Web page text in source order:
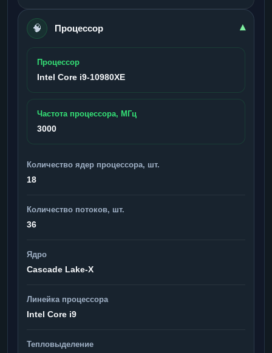
🧠 Процессор ▾
Процессор
Intel Core i9-10980XE
Частота процессора, МГц
3000
Количество ядер процессора, шт.
18
Количество потоков, шт.
36
Ядро
Cascade Lake-X
Линейка процессора
Intel Core i9
Тепловыделение